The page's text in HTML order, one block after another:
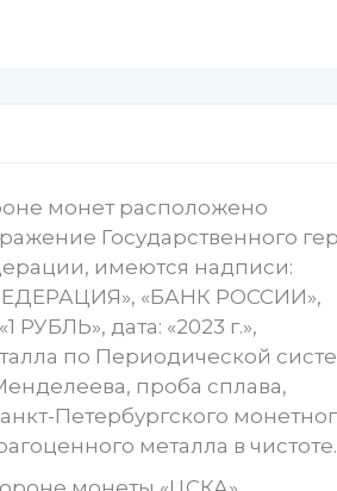
монет расположено
Государственного
имеются надписи:
«БАНК РОССИИ»,
РУБЛЬ», дата: «2023 г.»,
по Периодической
проба сплава,
Петербургского
металла в чистоте.